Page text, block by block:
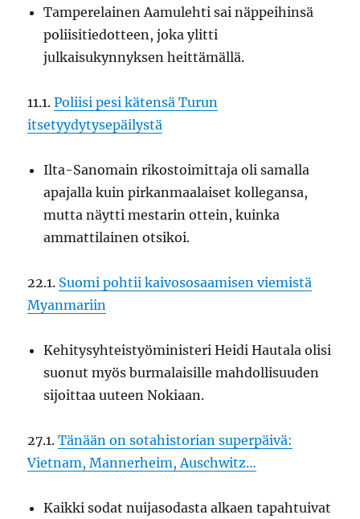
Tamperelainen Aamulehti sai näppeihinsä
poliisitiedotteen, joka ylitti
julkaisukynnyksen heittämällä.
11.1.Poliisi pesi kätensä Turun
itsetyydytysepäilystä
Ilta-Sanomain rikostoimittaja oli samalla
apajalla kuin pirkanmaalaiset kollegansa,
mutta näytti mestarin ottein, kuinka
ammattilainen otsikoi.
22.1. Suomi pohtii kaivososaamisen viemistä
Myanmariin
Kehitysyhteistyöministeri Heidi Hautala olisi
suonut myös burmalaisille mahdollisuuden
sijoittaa uuteen Nokiaan.
27.1.Tänään on sotahistorian superpäivä:
Vietnam, Mannerheim, Auschwitz…
Kaikki sodat nuijasodasta alkaen tapahtuivat